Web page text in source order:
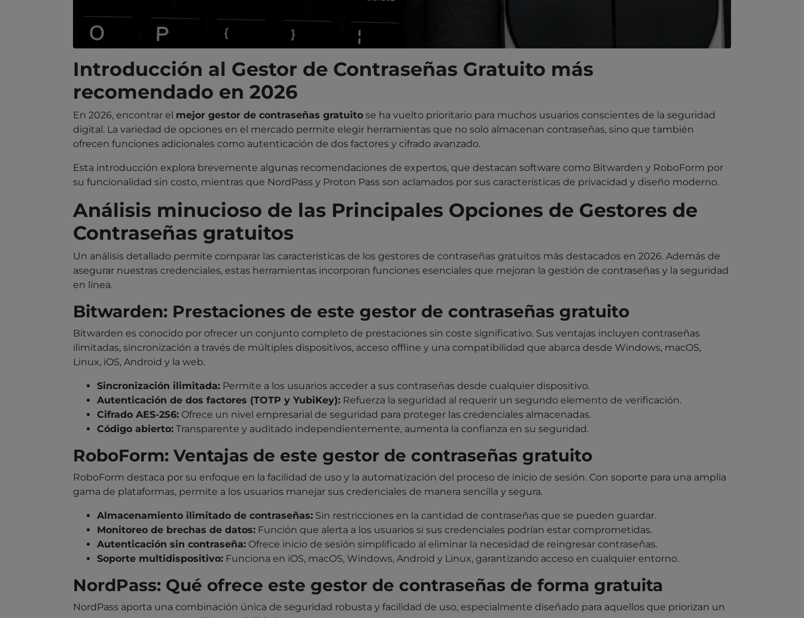
Introducción al Gestor de Contraseñas Gratuito más
recomendado en 2026
En 2026, encontrar el mejor gestor de contraseñas gratuito se ha vuelto prioritario para muchos usuarios conscientes de la seguridad
digital. La variedad de opciones en el mercado permite elegir herramientas que no solo almacenan contraseñas, sino que también
ofrecen funciones adicionales como autenticación de dos factores y cifrado avanzado.
Esta introducción explora brevemente algunas recomendaciones de expertos, que destacan software como Bitwarden y RoboForm por
su funcionalidad sin costo, mientras que NordPass y Proton Pass son aclamados por sus características de privacidad y diseño moderno.
Análisis minucioso de las Principales Opciones de Gestores de
Contraseñas gratuitos
Un análisis detallado permite comparar las características de los gestores de contraseñas gratuitos más destacados en 2026. Además de
asegurar nuestras credenciales, estas herramientas incorporan funciones esenciales que mejoran la gestión de contraseñas y la seguridad
en línea.
Bitwarden: Prestaciones de este gestor de contraseñas gratuito
Bitwarden es conocido por ofrecer un conjunto completo de prestaciones sin coste significativo. Sus ventajas incluyen contraseñas
ilimitadas, sincronización a través de múltiples dispositivos, acceso offline y una compatibilidad que abarca desde Windows, macOS,
Linux, iOS, Android y la web.
Sincronización ilimitada: Permite a los usuarios acceder a sus contraseñas desde cualquier dispositivo.
Autenticación de dos factores (TOTP y YubiKey): Refuerza la seguridad al requerir un segundo elemento de verificación.
Cifrado AES-256: Ofrece un nivel empresarial de seguridad para proteger las credenciales almacenadas.
Código abierto: Transparente y auditado independientemente, aumenta la confianza en su seguridad.
RoboForm: Ventajas de este gestor de contraseñas gratuito
RoboForm destaca por su enfoque en la facilidad de uso y la automatización del proceso de inicio de sesión. Con soporte para una amplia
gama de plataformas, permite a los usuarios manejar sus credenciales de manera sencilla y segura.
Almacenamiento ilimitado de contraseñas: Sin restricciones en la cantidad de contraseñas que se pueden guardar.
Monitoreo de brechas de datos: Función que alerta a los usuarios si sus credenciales podrían estar comprometidas.
Autenticación sin contraseña: Ofrece inicio de sesión simplificado al eliminar la necesidad de reingresar contraseñas.
Soporte multidispositivo: Funciona en iOS, macOS, Windows, Android y Linux, garantizando acceso en cualquier entorno.
NordPass: Qué ofrece este gestor de contraseñas de forma gratuita
NordPass aporta una combinación única de seguridad robusta y facilidad de uso, especialmente diseñado para aquellos que priorizan un